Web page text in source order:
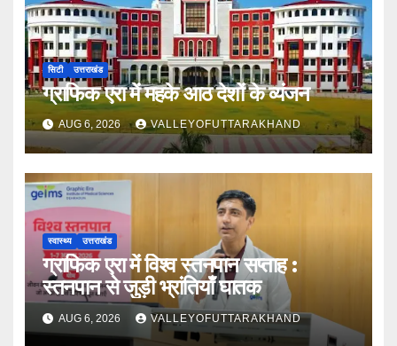
सिटी उत्तराखंड
ग्राफिक एरा में महके आठ देशों के व्यंजन
AUG 6, 2026 VALLEYOFUTTARAKHAND
स्वास्थ्य उत्तराखंड
ग्राफिक एरा में विश्व स्तनपान सप्ताह :
स्तनपान से जुड़ी भ्रांतियाँ घातक
AUG 6, 2026 VALLEYOFUTTARAKHAND